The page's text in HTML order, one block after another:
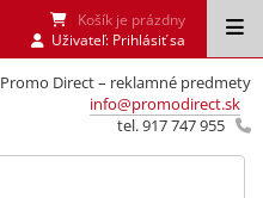
Promo Direct – reklamné predmety
info@promodirect.sk
tel. 917 747 955
Košík je prázdny
Uživateľ: Prihlásiť sa